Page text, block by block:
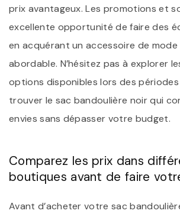
prix avantageux. Les promotions et
excellente opportunité de faire des
en acquérant un accessoire de
abordable. N’hésitez pas à explorer
options disponibles lors des
trouver le sac bandoulière noir qui
envies sans dépasser votre budget.
Comparez les prix dans
boutiques avant de faire
Avant d’acheter votre sac